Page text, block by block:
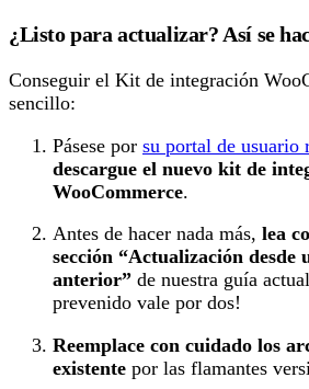
¿Listo para actualizar? Así se
Conseguir el Kit de integración
sencillo:
Pásese por su portal de usuario
descargue el nuevo kit de
WooCommerce.
Antes de hacer nada más, lea
sección “Actualización desde
anterior” de nuestra guía
prevenido vale por dos!
Reemplace con cuidado los
existente por las flamantes